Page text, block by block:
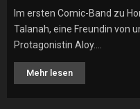
Im ersten Comic-Band zu
Talanah, eine Freundin von
Protagonistin Aloy....
Mehr lesen